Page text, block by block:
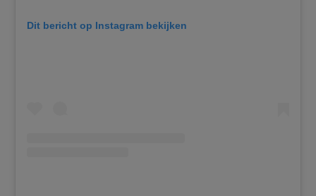
Dit bericht op Instagram bekijken